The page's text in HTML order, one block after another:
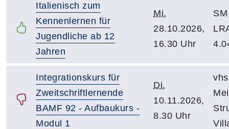
Italienisch zum
Kennenlernen für
Jugendliche ab 12
Jahren
Mi.
28.10.2026,
16.30 Uhr
Integrationskurs für
Zweitschriftlernende
BAMF 92 - Aufbaukurs -
Modul 1
Di.
10.11.2026,
8.30 Uhr